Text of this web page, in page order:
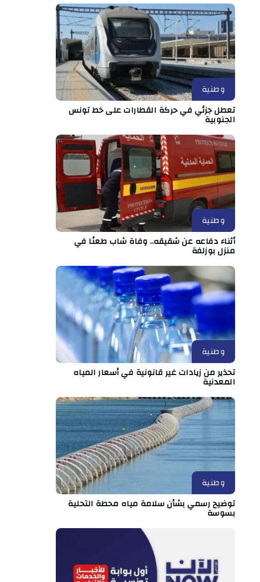
وطنية
تعطل جزئي في حركة القطارات على خط تونس
الجنوبية
وطنية
أثناء دفاعه عن شقيقه.. وفاة شاب طعنًا في
منزل بوزلفة
وطنية
تحذير من زيادات غير قانونية في أسعار المياه
المعدنية
وطنية
توضيح رسمي بشأن سلامة مياه محطة التحلية
بسوسة